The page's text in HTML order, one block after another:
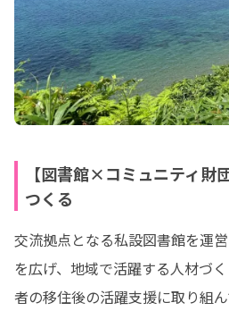
【図書館×コミュニティ財
つくる
交流拠点となる私設図書館を運
を広げ、地域で活躍する人材づ
者の移住後の活躍支援に取り組ん